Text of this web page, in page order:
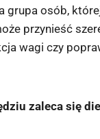
grupa osób,
przynieść
wagi czy
zaleca się